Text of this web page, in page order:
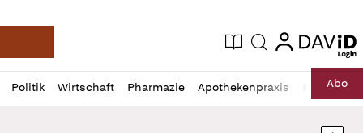
Deutsche Apotheker Zeitung
Aktuelle Ausgabe
Suche login
login
Politik Wirtschaft Pharmazie Apothekenpraxis RechtAbo
Profil
öffnen
Daz
Pur